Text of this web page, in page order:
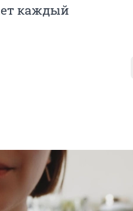
каждый